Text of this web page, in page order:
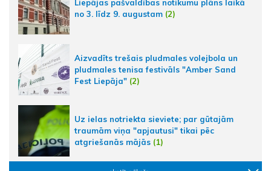
Liepājas pašvaldības notikumu plāns laikā
no 3. līdz 9. augustam (2)
Aizvadīts trešais pludmales volejbola un
pludmales tenisa festivāls "Amber Sand
Fest Liepāja" (2)
Uz ielas notriekta sieviete; par gūtajām
traumām viņa "apjautusi" tikai pēc
atgriešanās mājās (1)